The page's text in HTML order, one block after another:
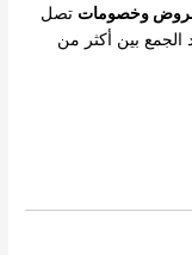
وخصومات تصل
بين أكثر من